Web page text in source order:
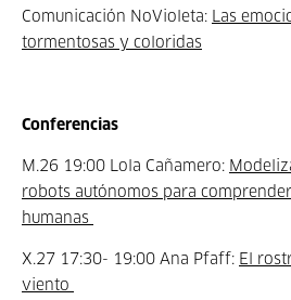
Comunicación NoVioleta: Las
tormentosas y coloridas
Conferencias
M.26 19:00 Lola Cañamero:
robots autónomos para
humanas
X.27 17:30- 19:00 Ana Pfaff: El
viento